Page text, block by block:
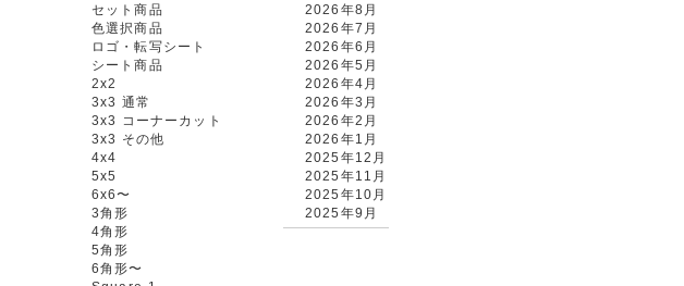
セット商品
色選択商品
ロゴ・転写シート
シート商品
2x2
3x3 通常
3x3 コーナーカット
3x3 その他
4x4
5x5
6x6〜
3角形
4角形
5角形
6角形〜
2026年8月
2026年7月
2026年6月
2026年5月
2026年4月
2026年3月
2026年2月
2026年1月
2025年12月
2025年11月
2025年10月
2025年9月